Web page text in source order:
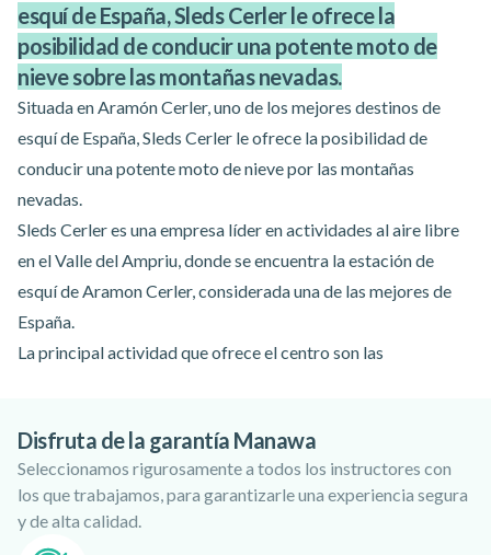
esquí de España, Sleds Cerler le ofrece la
posibilidad de conducir una potente moto de
nieve sobre las montañas nevadas.
Situada en Aramón Cerler, uno de los mejores destinos de
esquí de España, Sleds Cerler le ofrece la posibilidad de
conducir una potente moto de nieve por las montañas
nevadas.
Sleds Cerler es una empresa líder en actividades al aire libre
en el Valle del Ampriu, donde se encuentra la estación de
esquí de Aramon Cerler, considerada una de las mejores de
España.
La principal actividad que ofrece el centro son las
cliente. La seguridad y la conciencia medioambiental son los
pilares de Sleds Cerler, por lo que año tras año intentan
mejorar su servicio.
Para garantizarte el mejor servicio posible, invierten en
Disfruta de la garantía Manawa
Seleccionamos rigurosamente a todos los instructores con
los que trabajamos, para garantizarle una experiencia segura
y de alta calidad.